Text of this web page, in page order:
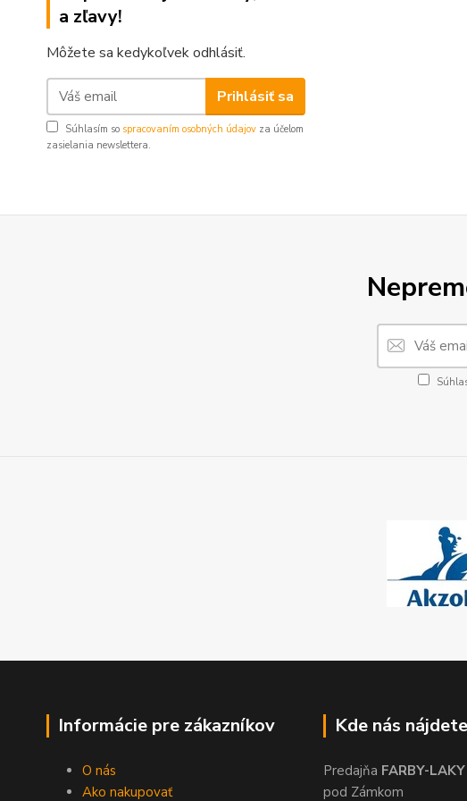
a zľavy!
Môžete sa kedykoľvek odhlásiť.
Prihlásiť sa
Súhlasím so spracovaním osobných údajov za účelom
zasielania newslettera.
Informácie pre zákazníkov
O nás
Ako nakupovať
Kde nás
Predajňa FARBY-
pod Zámkom